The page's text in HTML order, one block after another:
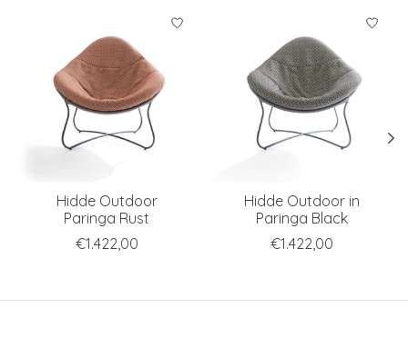
Items van productcarrousel
Hidde Outdoor
Paringa Rust
€1.422,00
Hidde Outdoor in
Paringa Black
€1.422,00